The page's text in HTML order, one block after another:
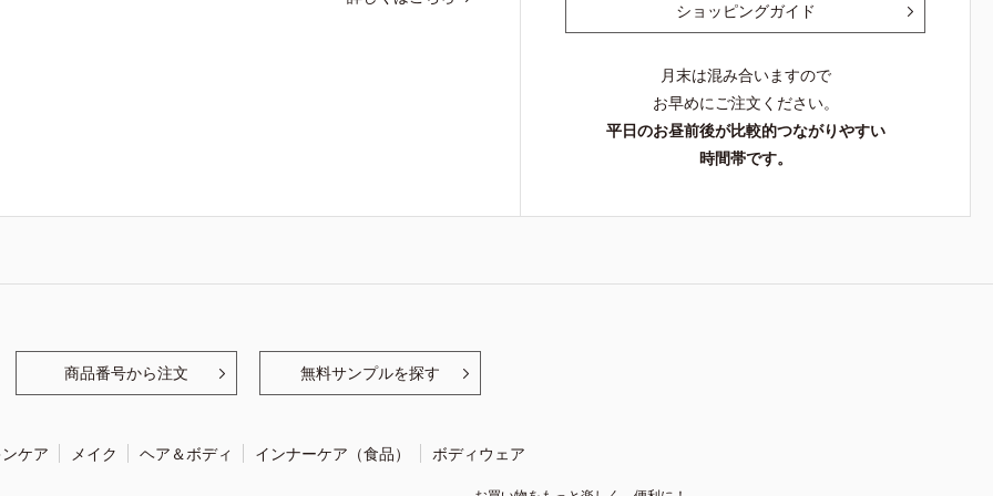
ショッピングガイド
月末は混み合いますので
お早めにご注文ください。
平日のお昼前後が比較的つながりやすい
時間帯です。
商品番号から注文 無料サンプルを探す
ケア メイク ヘア＆ボディ インナーケア（食品） ボディウェア